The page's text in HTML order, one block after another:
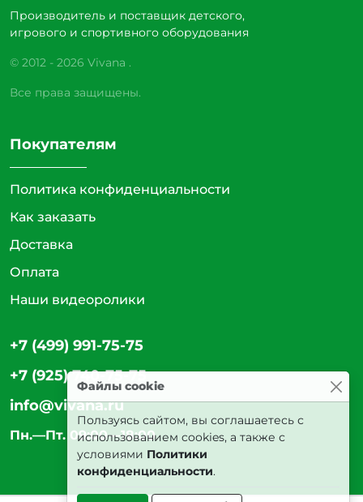
Производитель и поставщик детского,
игрового и спортивного оборудования
© 2012 - 2026 Vivana .
Все права защищены.
Покупателям
Политика конфиденциальности
Как заказать
Доставка
Оплата
Наши видеоролики
+7 (499) 991-75-75
+7 (925) 740-75-75
info@vivana.ru
Пн.—Пт. 09:00—18:00
Файлы cookie
Пользуясь сайтом, вы соглашаетесь с
использованием cookies, а также с
условиями Политики
конфиденциальности.